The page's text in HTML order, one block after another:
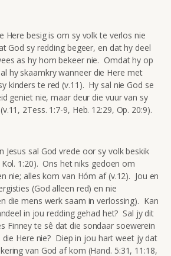
Here besig is om sy volk te verlos nie
God sy redding begeer, en dat hy deel
as hy hom bekeer nie. Omdat hy op
hy skaamkry wanneer die Here met
kinders te red (v.11). Hy sal nie God se
geniet nie, maar deur die vuur van sy
2Tess. 1:7-9, Heb. 12:29, Op. 20:9).
Jesus sal God vrede oor sy volk beskik
Kol. 1:20). Ons het niks gedoen om
nie; alles kom van Hóm af (v.12). Jou en
(God alleen red) en nie
die mens werk saam in verlossing). Kan
in jou redding gehad het? Sal jy dit
Finney te sê dat die sondaar soewerein
die Here nie? Diep in jou hart weet jy dat
van God af kom (Hand. 5:31, 11:18,